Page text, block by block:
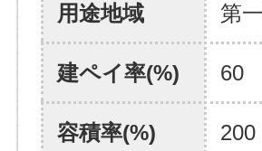
用途地域 第
建ペイ率(%) 60
容積率(%) 200